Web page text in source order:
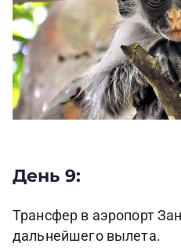
День 9:
Трансфер в аэропорт
дальнейшего вылета.